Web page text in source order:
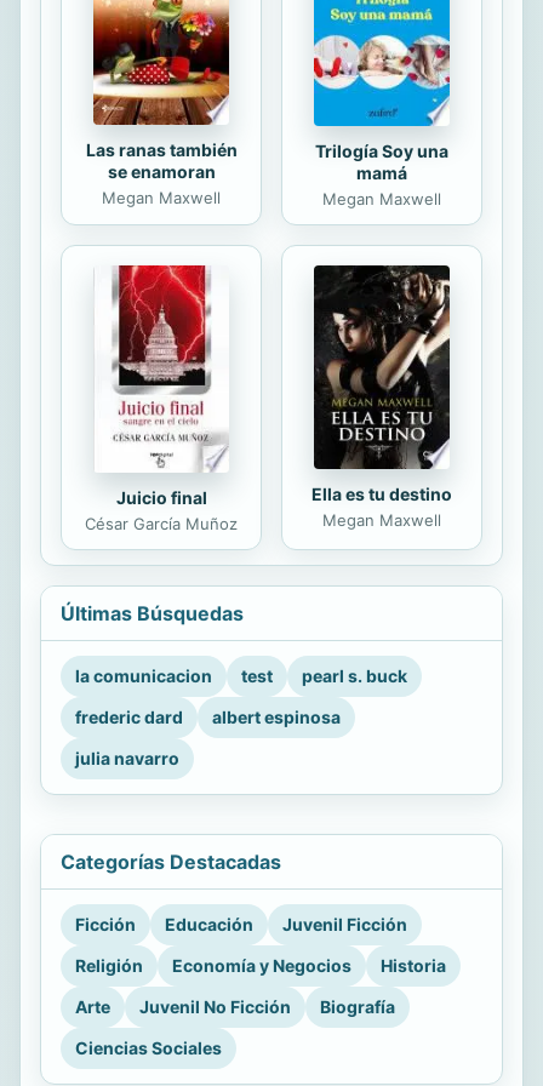
que Keir intentaría seducirla... y de
un modo muy convincente. Lo malo
era que él sólo...
Las ranas también
se enamoran
Megan Maxwell
Trilogía Soy una
mamá
Megan Maxwell
Juicio final
César García Muñoz
Ella es tu destino
Megan Maxwell
Últimas Búsquedas
la comunicacion test
pearl s. buck
frederic dard
albert espinosa
julia navarro
Categorías Destacadas
Ficción Educación
Juvenil Ficción
Religión
Economía y Negocios
Historia
Arte
Juvenil No Ficción
Biografía
Ciencias Sociales